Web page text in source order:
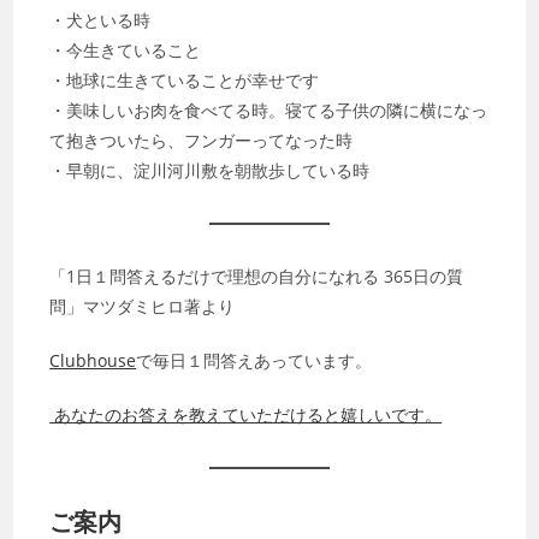
・犬といる時
・今生きていること
・地球に生きていることが幸せです
・美味しいお肉を食べてる時。寝てる子供の隣に横になっ
て抱きついたら、フンガーってなった時
・早朝に、淀川河川敷を朝散歩している時
「1日１問答えるだけで理想の自分になれる 365日の質
問」マツダミヒロ著より
Clubhouseで毎日１問答えあっています。
あなたのお答えを教えていただけると嬉しいです。
ご案内